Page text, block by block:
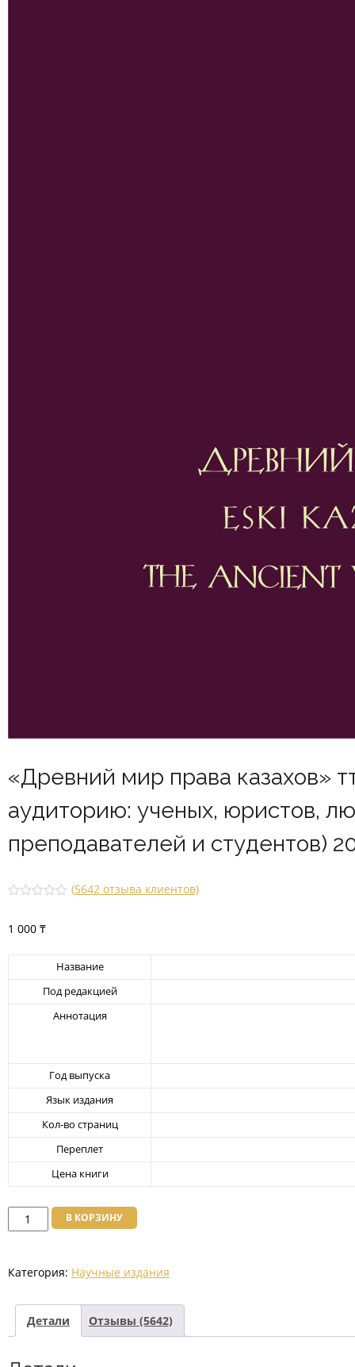
«Древний мир права казахов»
аудиторию: ученых, юристов,
преподавателей и студентов)
2.52
(5642отзыва клиентов)
1 000 ₸
Название
Под редакцией
Аннотация
Год выпуска
Язык издания
Кол-во страниц
Переплет
Цена книги
Количество
товара
мир
казахов"
тт.4-
В КОРЗИНУ
Категория: Научные издания
Детали Отзывы (5642)